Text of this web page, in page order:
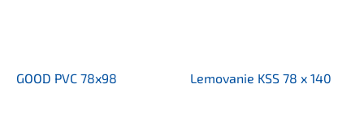
GOOD PVC 78x98 Lemovanie KSS 78 x 140